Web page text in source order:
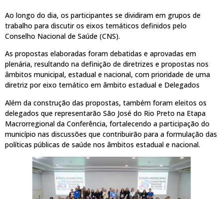
Ao longo do dia, os participantes se dividiram em grupos de
trabalho para discutir os eixos temáticos definidos pelo
Conselho Nacional de Saúde (CNS).
As propostas elaboradas foram debatidas e aprovadas em
plenária, resultando na definição de diretrizes e propostas nos
âmbitos municipal, estadual e nacional, com prioridade de uma
diretriz por eixo temático em âmbito estadual e Delegados
Além da construção das propostas, também foram eleitos os
delegados que representarão São José do Rio Preto na Etapa
Macrorregional da Conferência, fortalecendo a participação do
município nas discussões que contribuirão para a formulação das
políticas públicas de saúde nos âmbitos estadual e nacional.